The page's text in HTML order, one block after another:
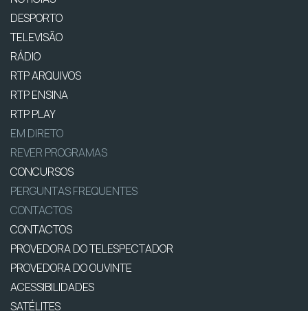
DESPORTO
TELEVISÃO
RÁDIO
RTP ARQUIVOS
RTP ENSINA
RTP PLAY
EM DIRETO
REVER PROGRAMAS
CONCURSOS
PERGUNTAS FREQUENTES
CONTACTOS
CONTACTOS
PROVEDORA DO TELESPECTADOR
PROVEDORA DO OUVINTE
ACESSIBILIDADES
SATÉLITES